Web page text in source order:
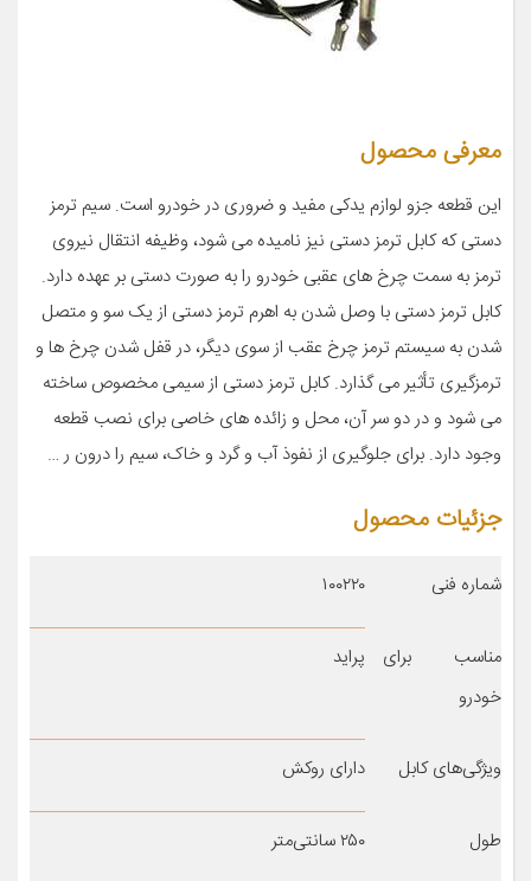
معرفی محصول
این قطعه جزو لوازم یدکی مفید و ضروری در خودرو است. سیم ترمز
دستی که کابل ترمز دستی نیز نامیده می شود، وظیفه انتقال نیروی
ترمز به سمت چرخ های عقبی خودرو را به صورت دستی بر عهده دارد.
کابل ترمز دستی با وصل شدن به اهرم ترمز دستی از یک سو و متصل
شدن به سیستم ترمز چرخ عقب از سوی دیگر، در قفل شدن چرخ ها و
ترمزگیری تأثیر می گذارد. کابل ترمز دستی از سیمی مخصوص ساخته
می شود و در دو سر آن، محل و زائده های خاصی برای نصب قطعه
وجود دارد. برای جلوگیری از نفوذ آب و گرد و خاک، سیم را درون ر …
جزئیات محصول
شماره فنی ۱۰۰۲۲۰
مناسب برای
خودرو
پراید
ویژگی‌های کابل دارای روکش
طول ۲۵۰ سانتی‌متر